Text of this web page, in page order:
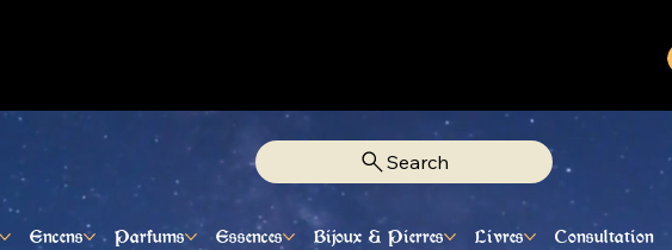
Encens Parfums Essences Bijoux & Pierres Livres Consultation
Search